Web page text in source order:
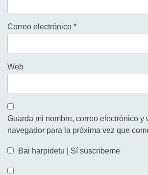
Correo electrónico *
Web
Guarda mi nombre, correo electrónico y
navegador para la próxima vez que
Bai harpidetu | Sí suscribeme